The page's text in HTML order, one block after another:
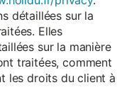
détaillées sur la
Elles
sur la manière
traitées, comment
les droits du client à